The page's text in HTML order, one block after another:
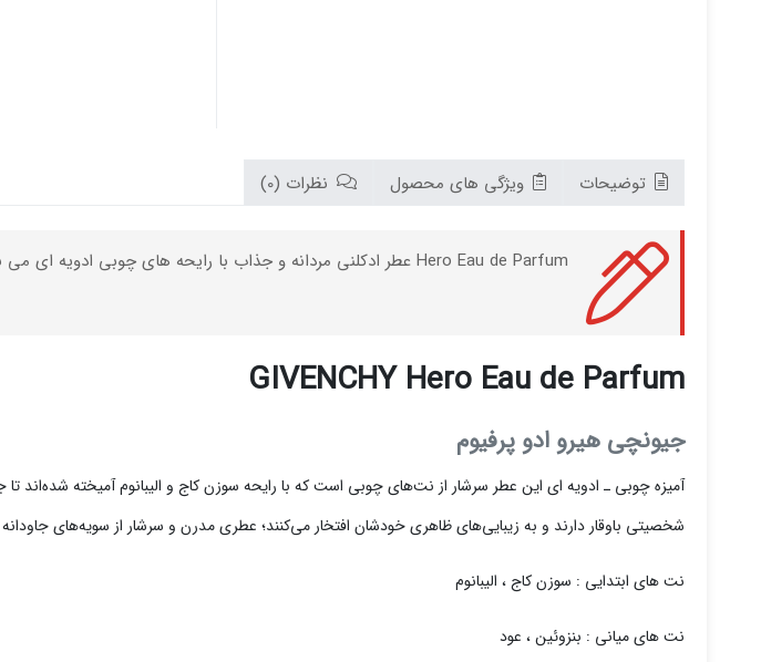
توضیحات ویژگی های محصول نظرات (0)
Hero Eau de Parfum عطر ادکلنی مردانه و جذاب با رایحه های چوبی ادویه ای می باشد که توسط برند GIVENCHY و در سال 2022 به بازار جهانی عرضه شده است.
GIVENCHY Hero Eau de Parfum
جیونچی هیرو ادو پرفيوم
آمیزه چوبی ـ‌ ادویه ای این عطر سرشار از نت‌های چوبی است که با رایحه سوزن کاج و الیبانومآمیخته شده‌اند تا
شخصیتی باوقار دارند و به زیبایی‌های ظاهری خودشان افتخار می‌کنند؛ عطری مدرن و سرشار از سویه‌های جاودانه
نت های ابتدایی : سوزن کاج ، الیبانوم
نت های میانی : بنزوئین ، عود